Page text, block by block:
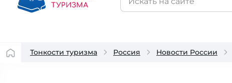
Тонкости туризма Россия Новости России